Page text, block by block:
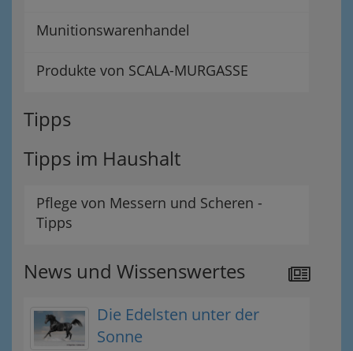
Munitionswarenhandel
Produkte von SCALA-MURGASSE
Tipps
Tipps im Haushalt
Pflege von Messern und Scheren -
Tipps
News und Wissenswertes
Die Edelsten unter der
Sonne